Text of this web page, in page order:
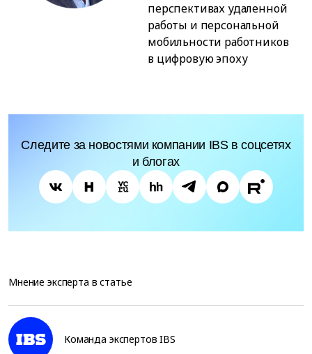
перспективах удаленной
работы и персональной
мобильности работников
в цифровую эпоху
Следите за новостями компании IBS в соцсетях
и блогах
Мнение эксперта в статье
Команда экспертов IBS